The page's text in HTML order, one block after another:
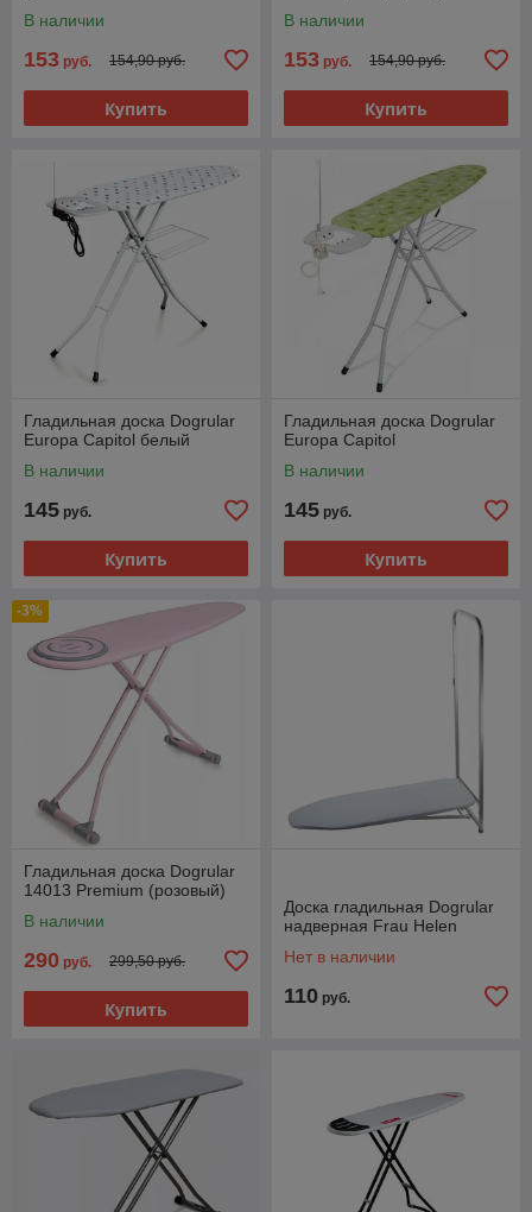
В наличии
153 руб. 154,90 руб.
Купить
В наличии
153 руб. 154,90 руб.
Купить
Гладильная доска Dogrular
Europa Capitol белый
В наличии
145 руб.
Купить
Гладильная доска Dogrular
Europa Capitol
В наличии
145 руб.
Купить
-3%
Гладильная доска Dogrular
14013 Premium (розовый)
В наличии
290 руб. 299,50 руб.
Купить
Доска гладильная Dogrular
надверная Frau Helen
Нет в наличии
110 руб.